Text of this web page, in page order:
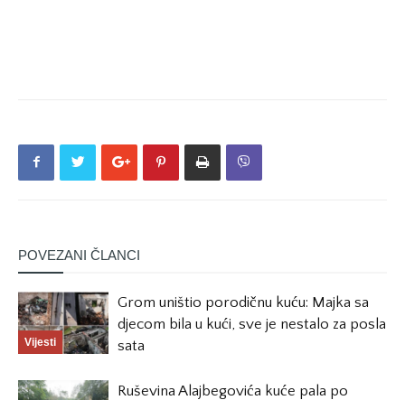
POVEZANI ČLANCI
Vijesti
Grom uništio porodičnu kuću: Majka sa
djecom bila u kući, sve je nestalo za posla
sata
Ruševina Alajbegovića kuće pala po